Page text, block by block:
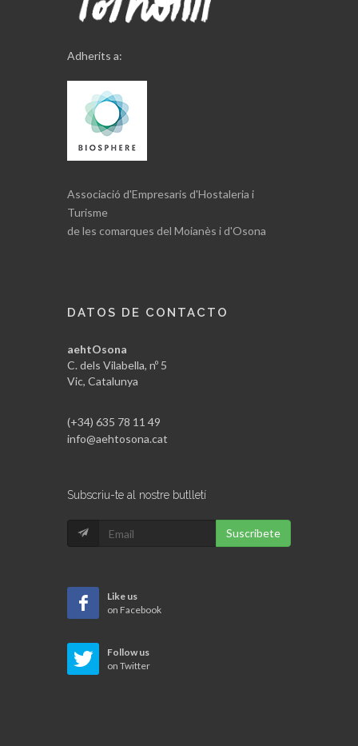
Adherits a:
Associació d'Empresaris d'Hostaleria i
Turisme
de les comarques del Moianès i d'Osona
DATOS DE CONTACTO
aehtOsona
C. dels Vilabella, nº 5
Vic, Catalunya
(+34) 635 78 11 49
info@aehtosona.cat
Subscriu-te al nostre butlletí
Suscribete
Like us
on Facebook
Follow us
on Twitter